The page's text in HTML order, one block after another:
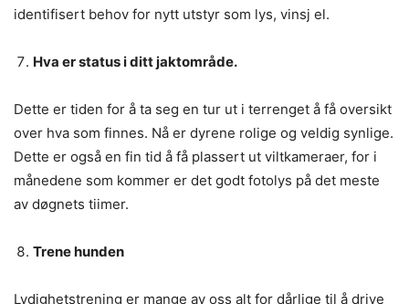
identifisert behov for nytt utstyr som lys, vinsj el.
Hva er status i ditt jaktområde.
Dette er tiden for å ta seg en tur ut i terrenget å få oversikt
over hva som finnes. Nå er dyrene rolige og veldig synlige.
Dette er også en fin tid å få plassert ut viltkameraer, for i
månedene som kommer er det godt fotolys på det meste
av døgnets tiimer.
Trene hunden
Lydighetstrening er mange av oss alt for dårlige til å drive